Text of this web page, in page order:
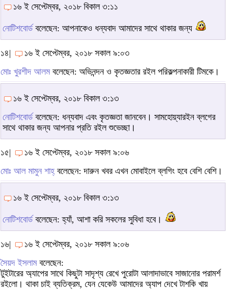
১৬ ই সেপ্টেম্বর, ২০১৮ বিকাল ৩:১১
নোটিশবোর্ডবলেছেন: আপনাকেও ধন্যবাদ আমাদের সাথে থাকার জন্য
১৪|
১৬ ই সেপ্টেম্বর, ২০১৮ সকাল ৯:০৩
মোঃ খুরশীদ আলমবলেছেন: অভিনন্দন ও কৃতজ্ঞতার রইল পরিকল্পনাকারী টিমকে।
১৬ ই সেপ্টেম্বর, ২০১৮ বিকাল ৩:১৩
নোটিশবোর্ডবলেছেন: ধন্যবাদ এবং কৃতজ্ঞতা জানবেন। সামহোয়্যারইন ব্লগের
সাথে থাকার জন্য আপনার প্রতি রইল শুভেচ্ছা।
১৫|
১৬ ই সেপ্টেম্বর, ২০১৮ সকাল ৯:০৬
মোঃ আল মামুন শাহ্বলেছেন: দারুন খবর এখন মোবাইলে ব্লগিং হবে বেশি বেশি।
১৬ ই সেপ্টেম্বর, ২০১৮ বিকাল ৩:১৩
নোটিশবোর্ডবলেছেন: হ্যাঁ, আশা করি সকলের সুবিধা হবে।
১৬|
১৬ ই সেপ্টেম্বর, ২০১৮ সকাল ৯:০৬
সৈয়দ ইসলামবলেছেন:
টুইটারের অ্যাপের সাথে কিছুটা সাদৃশ্য রেখে পুরোটা আলাদাভাবে সাজানোর পরামর্শ
রইলো। থাকা চাই ব্যতিক্রম, যেন যেকেউ আমাদের অ্যাপ দেখে টাশকি খায়